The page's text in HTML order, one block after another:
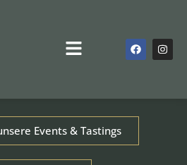
Main
F
a
c
o
I
n
s
r
Events & Tastings